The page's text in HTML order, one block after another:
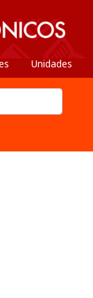
Unidades